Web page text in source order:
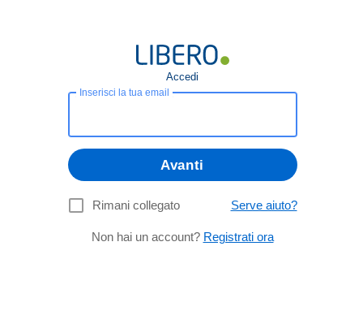
Accedi
Inserisci la tua email
Avanti
Rimani collegato Serve aiuto?
Non hai un account? Registrati ora